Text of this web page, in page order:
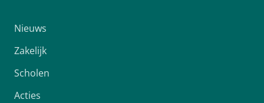
Nieuws
Zakelijk
Scholen
Acties